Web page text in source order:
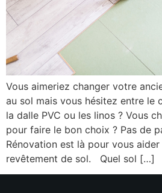
Vous aimeriez changer votre
au sol mais vous hésitez entre le
la dalle PVC ou les linos ? Vous
pour faire le bon choix ? Pas de
Rénovation est là pour vous
revêtement de sol. Quel sol […]